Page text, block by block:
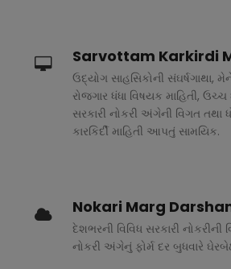
Sarvottam Karkirdi
ઉદ્યોગ સાહસિકોની સંઘર્ષગાથા,
રોજગાર ધંધા વિષયક માહિતી,
સરકારી નોકરી અંગેની વિગત તથા
કારકિર્દી માહિતી આપતું સામયિક.
Nokari Marg
દેશભરની વિવિધ સરકારી નોકરીની
નોકરી અંગેનું ફોર્મ દર બુધવારે